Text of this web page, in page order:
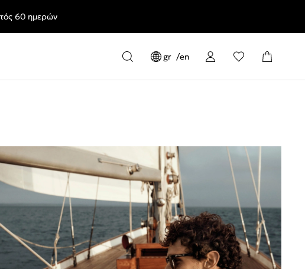
θες.60 ημερών
gr en